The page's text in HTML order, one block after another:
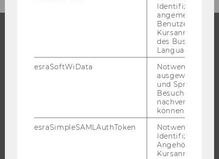
DAS FORUM
Identifizierung
angemeldeten
Benutzers im
des Business
Language
esraSoftWiData
Notwendig um
ausgewählte
und
Besuchers
nachverfolgen
können.
esraSimpleSAMLAuthToken
Notwendig zur
Identifizierung
Angehörige/r für
Kursanmeldung.